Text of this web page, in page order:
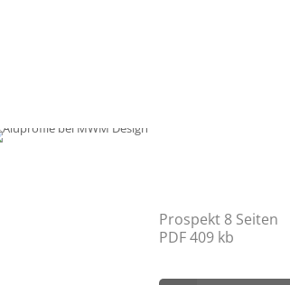
Prospekt 8 Seiten
PDF 409 kb